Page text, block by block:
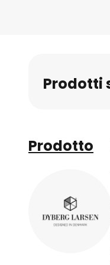
Prodotti
Prodotto